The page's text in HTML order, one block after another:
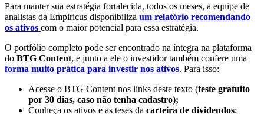
Para manter sua estratégia fortalecida, todos os meses, a equipe de
analistas da Empiricus disponibiliza um relatório recomendando
os ativos com o maior potencial para essa estratégia.
O portfólio completo pode ser encontrado na íntegra na plataforma
do BTG Content, e junto a ele o investidor também confere uma
forma muito prática para investir nos ativos. Para isso:
Acesse o BTG Content nos links deste texto (teste gratuito
por 30 dias, caso não tenha cadastro);
Conheça os ativos e as teses da carteira de dividendos;